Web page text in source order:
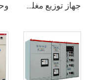
جهاز توزيع مغلق بمعدن يعمل بالتيار المتردد موديل HXGN15 -12